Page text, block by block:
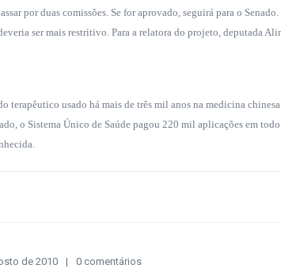
por duas comissões. Se for aprovado, seguirá para o
ser mais restritivo. Para a relatora do projeto, deputada
terapêutico usado há mais de três mil anos na medicina
o Sistema Único de Saúde pagou 220 mil aplicações em
de 2010 0 comentários